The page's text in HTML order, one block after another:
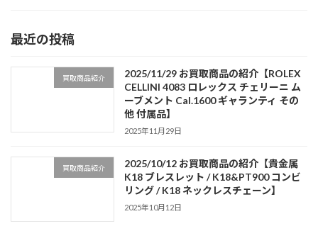
最近の投稿
買取商品紹介
2025/11/29 お買取商品の紹介【ROLEX
CELLINI 4083 ロレックス チェリーニ ム
ーブメント Cal.1600 ギャランティ その
他 付属品】
2025年11月29日
買取商品紹介
2025/10/12 お買取商品の紹介【貴金属
K18 ブレスレット / K18&PT900 コンビ
リング / K18 ネックレスチェーン】
2025年10月12日